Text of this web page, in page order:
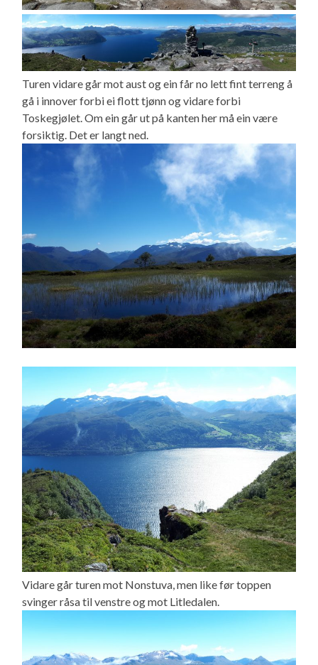
Turen vidare går mot aust og ein får no lett fint terreng å
gå i innover forbi ei flott tjønn og vidare forbi
Toskegjølet. Om ein går ut på kanten her må ein være
forsiktig. Det er langt ned.
Vidare går turen mot Nonstuva, men like før toppen
svinger råsa til venstre og mot Litledalen.